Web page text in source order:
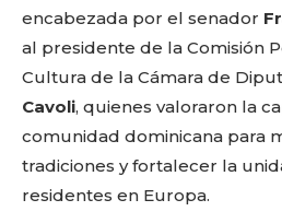
encabezada por el senador
al presidente de la Comisión
Cultura de la Cámara de
Cavoli, quienes valoraron la
comunidad dominicana para
tradiciones y fortalecer la
residentes en Europa.